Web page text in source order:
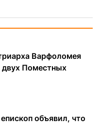
Варфоломея
двух Поместных
объявил, что